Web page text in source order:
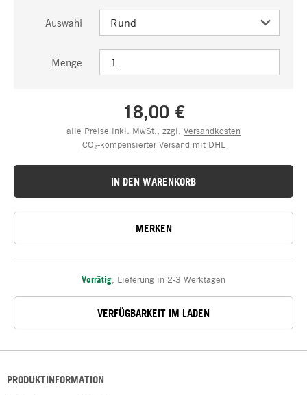
Auswahl
Menge
18,00 €
alle Preise inkl. MwSt., zzgl. Versandkosten
CO₂-kompensierter Versand mit DHL
IN DEN WARENKORB
MERKEN
Vorrätig Lieferung in 2-3 Werktagen
VERFÜGBARKEIT IM LADEN
PRODUKTINFORMATION